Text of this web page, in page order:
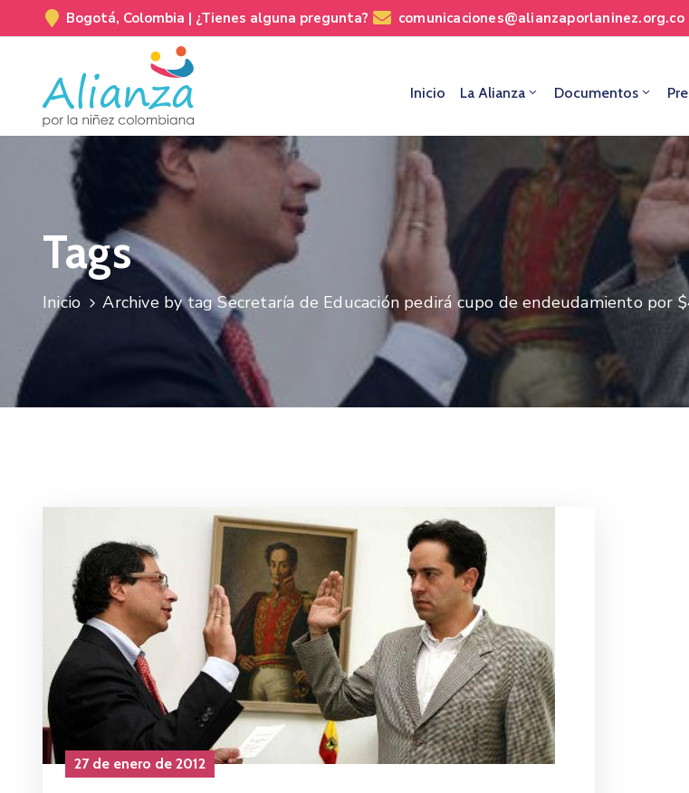
Bogotá, Colombia | ¿Tienes alguna pregunta? comunicaciones@alianzaporlaninez.org.co
Inicio La Alianza Documentos
Tags
Inicio Archive by tag Secretaría de Educación pedirá cupo de endeudamiento por
27 de enero de 2012